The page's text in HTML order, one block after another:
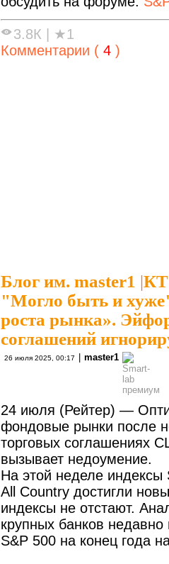
3.8К | ★1
Комментарии ( 4 )
Блог им. master1 |
"Могло быть и
роста рынка».
соглашений
26 июля 2025, 00:17 | master1
24 июля (Рейтер) —
фондовые рынки после
торговых соглашениях
вызывает недоумение.
На этой неделе индексы
All Country достигли
индексы не отстают.
крупных банков
S&P 500 на конец года